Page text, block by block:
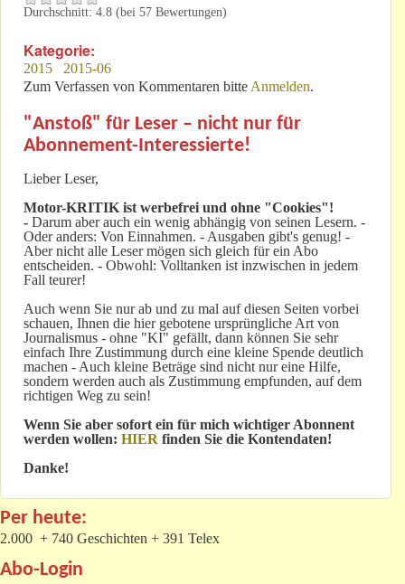
Durchschnitt: 4.8 (bei 57 Bewertungen)
Kategorie:
2015
2015-06
Zum Verfassen von Kommentaren bitte Anmelden.
"Anstoß" für Leser – nicht nur für
Abonnement-Interessierte!
Lieber Leser,
Motor-KRITIK ist werbefrei und ohne "Cookies"!
- Darum aber auch ein wenig abhängig von seinen Lesern. -
Oder anders: Von Einnahmen. - Ausgaben gibt's genug! -
Aber nicht alle Leser mögen sich gleich für ein Abo
entscheiden. - Obwohl: Volltanken ist inzwischen in jedem
Fall teurer!
Auch wenn Sie nur ab und zu mal auf diesen Seiten vorbei
schauen, Ihnen die hier gebotene ursprüngliche Art von
Journalismus - ohne "KI" gefällt, dann können Sie sehr
einfach Ihre Zustimmung durch eine kleine Spende deutlich
machen - Auch kleine Beträge sind nicht nur eine Hilfe,
sondern werden auch als Zustimmung empfunden, auf dem
richtigen Weg zu sein!
Wenn Sie aber sofort ein für mich wichtiger Abonnent
werden wollen: HIER finden Sie die Kontendaten!
Danke!
Per heute:
2.000 + 740 Geschichten + 391 Telex
Abo-Login